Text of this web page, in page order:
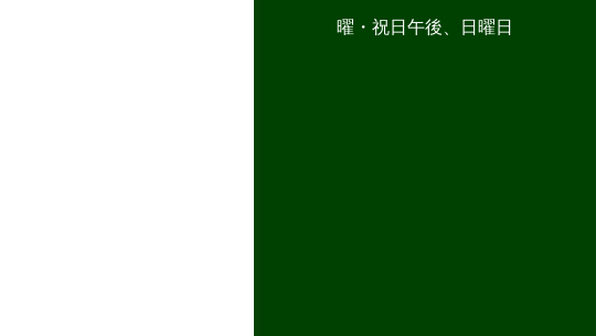
曜・祝日午後、日曜日